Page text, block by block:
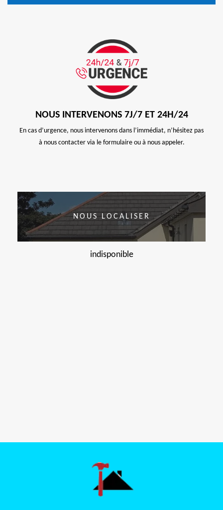
NOUS INTERVENONS 7J/7 ET 24H/24
En cas d’urgence, nous intervenons dans l’immédiat, n’hésitez pas
à nous contacter via le formulaire ou à nous appeler.
NOUS LOCALISER
indisponible